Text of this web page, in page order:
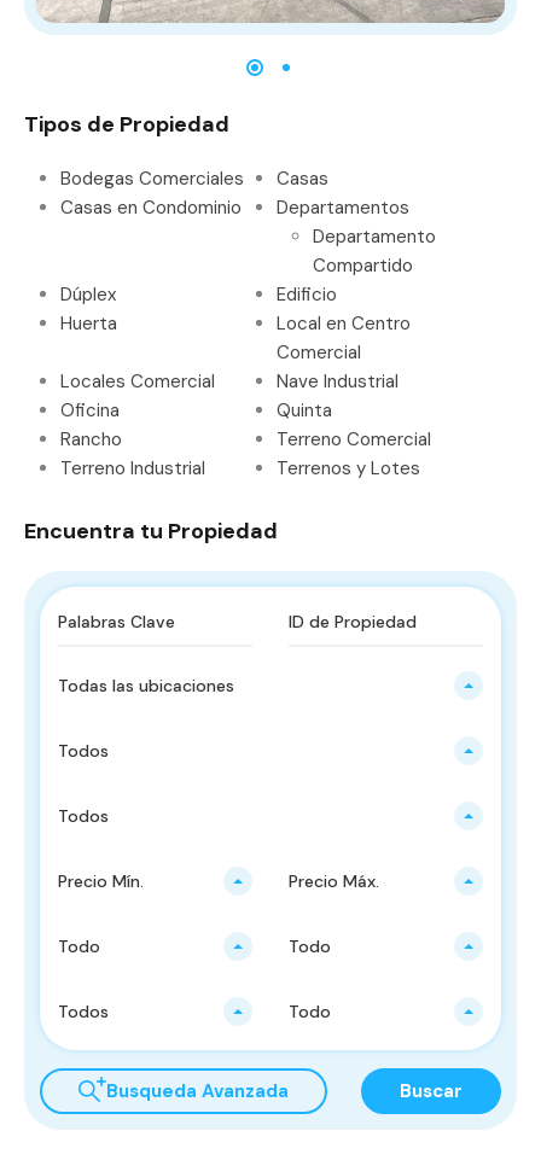
Tipos de Propiedad
Bodegas Comerciales
Casas
Casas en Condominio
Departamentos
Departamento
Compartido
Dúplex
Edificio
Huerta
Local en Centro
Comercial
Locales Comercial
Nave Industrial
Oficina
Quinta
Rancho
Terreno Comercial
Terreno Industrial
Terrenos y Lotes
Encuentra tu Propiedad
Todas las ubicaciones
Todos
Todos
Precio Mín. Precio Máx.
Todo Todo
Todos Todo
Busqueda Avanzada Buscar